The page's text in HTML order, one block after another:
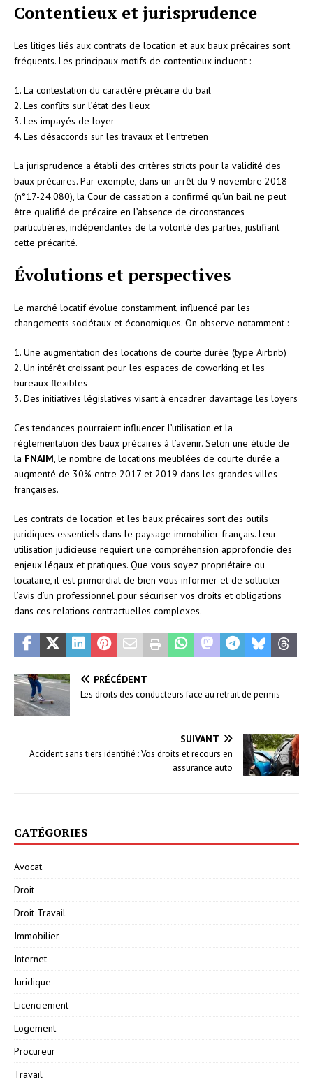
Contentieux et jurisprudence
Les litiges liés aux contrats de location et aux baux précaires sont
fréquents. Les principaux motifs de contentieux incluent :
1. La contestation du caractère précaire du bail
2. Les conflits sur l’état des lieux
3. Les impayés de loyer
4. Les désaccords sur les travaux et l’entretien
La jurisprudence a établi des critères stricts pour la validité des
baux précaires. Par exemple, dans un arrêt du 9 novembre 2018
(n°17-24.080), la Cour de cassation a confirmé qu’un bail ne peut
être qualifié de précaire en l’absence de circonstances
particulières, indépendantes de la volonté des parties, justifiant
cette précarité.
Évolutions et perspectives
Le marché locatif évolue constamment, influencé par les
changements sociétaux et économiques. On observe notamment :
1. Une augmentation des locations de courte durée (type Airbnb)
2. Un intérêt croissant pour les espaces de coworking et les
bureaux flexibles
3. Des initiatives législatives visant à encadrer davantage les loyers
Ces tendances pourraient influencer l’utilisation et la
réglementation des baux précaires à l’avenir. Selon une étude de
la FNAIM, le nombre de locations meublées de courte durée a
augmenté de 30% entre 2017 et 2019 dans les grandes villes
françaises.
Les contrats de location et les baux précaires sont des outils
juridiques essentiels dans le paysage immobilier français. Leur
utilisation judicieuse requiert une compréhension approfondie des
enjeux légaux et pratiques. Que vous soyez propriétaire ou
locataire, il est primordial de bien vous informer et de solliciter
l’avis d’un professionnel pour sécuriser vos droits et obligations
dans ces relations contractuelles complexes.
PRÉCÉDENT
Les droits des conducteurs face au retrait de permis
SUIVANT
Accident sans tiers identifié : Vos droits et recours en
assurance auto
CATÉGORIES
Avocat
Droit
Droit Travail
Immobilier
Internet
Juridique
Licenciement
Logement
Procureur
Travail